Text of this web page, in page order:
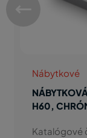
Nábytkové
H60,
Katalógové